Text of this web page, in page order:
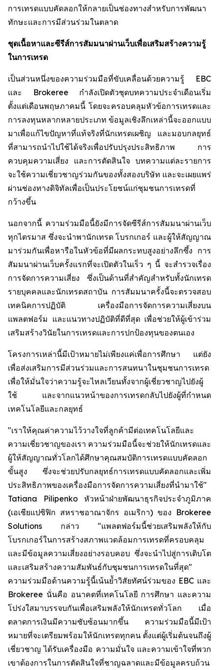
การเทรดแบบคัดลอกให้กลายเป็นช่องทางสำหรับการพัฒนา
ทักษะและการมีส่วนร่วมในตลาด
ชุดเนื้อหาและซีรีส์การสัมมนาผ่านเว็บเพื่อเสริมสร้างความรู้
ในการเทรด
เป็นส่วนหนึ่งของความร่วมมือที่ขับเคลื่อนด้วยความรู้ EBC
และ Brokeree กำลังเปิดตัวชุดบทความประจำเดือนเริ่ม
ตั้งแต่เดือนพฤษภาคมนี้ โดยจะครอบคลุมหัวข้อการเทรดและ
การลงทุนหลากหลายประเภท ข้อมูลเชิงลึกเหล่านี้จะออกแบบ
มาเพื่อแก้ไขปัญหาที่แท้จริงที่นักเทรดเผชิญ และมอบกลยุทธ์
ที่สามารถนำไปใช้ได้จริงเพื่อปรับปรุงประสิทธิภาพ การ
ควบคุมความเสี่ยง และการตัดสินใจ บทความแต่ละรายการ
จะใช้ความเชี่ยวชาญร่วมกันของทั้งสองบริษัท และจะเผยแพร่
ผ่านช่องทางดิจิทัลเพื่อเป็นประโยชน์แก่ชุมชนการเทรดที่
กว้างขึ้น
นอกจากนี้ ความร่วมมือนี้ยังมีการจัดซีรีส์การสัมมนาผ่านเว็บ
ทุกไตรมาส ซึ่งจะนำพานักเทรด โบรกเกอร์ และผู้ให้สัญญาณ
มาร่วมกันเพื่อหารือในหัวข้อที่มีผลกระทบสูงอย่างลึกซึ้ง การ
สัมมนาผ่านเว็บครั้งแรกที่จะเปิดตัวในเร็ว ๆ นี้ จะสำรวจเรื่อง
การจัดการความเสี่ยง ซึ่งเป็นด้านที่สำคัญสำหรับทั้งนักเทรด
รายบุคคลและนักเทรดสถาบัน การสัมมนาครั้งนี้จะตรวจสอบ
เทคนิคการปฏิบัติ เครื่องมือการจัดการความเสี่ยงบน
แพลตฟอร์ม และแนวทางปฏิบัติที่ดีที่สุด เพื่อช่วยให้ผู้เข้าร่วม
เสริมสร้างวินัยในการเทรดและการปกป้องทุนของตนเอง
โครงการเหล่านี้มีเป้าหมายไม่เพียงแค่เพื่อการศึกษา แต่ยัง
เพื่อส่งเสริมการมีส่วนร่วมและการสนทนาในชุมชนการเทรด
เพื่อให้มั่นใจว่าความรู้จะไหลเวียนทั้งจากผู้เชี่ยวชาญไปยังผู้
ใช้ และจากแนวหน้าของการเทรดกลับไปยังผู้ที่กำหนด
เทคโนโลยีและกลยุทธ์
"เราให้คุณค่าความไว้วางใจที่ลูกค้ามีต่อเทคโนโลยีและ
ความเชี่ยวชาญของเรา ความร่วมมือนี้จะช่วยให้นักเทรดและ
ผู้ให้สัญญาณทั่วโลกได้ศึกษาคุณสมบัติการเทรดแบบคัดลอก
ขั้นสูง ซึ่งจะช่วยปรับกลยุทธ์การเทรดแบบคัดลอกและเพิ่ม
ประสิทธิภาพของเครื่องมือการจัดการความเสี่ยงที่นำมาใช้"
Tatiana Pilipenko หัวหน้าฝ่ายพัฒนาธุรกิจประจำภูมิภาค
(เอเชียแปซิฟิก สหราชอาณาจักร อเมริกา) ของ Brokeree
Solutions กล่าว "แพลตฟอร์มนี้ช่วยเสริมพลังให้กับ
โบรกเกอร์ในการสร้างสภาพแวดล้อมการเทรดที่ครอบคลุม
และมีข้อมูลความเสี่ยงอย่างรอบคอบ ซึ่งจะนำไปสู่การเติบโต
และเสริมสร้างความสัมพันธ์กับชุมชนการเทรดในที่สุด"
ความร่วมมือด้านความรู้นี้เน้นย้ำวิสัยทัศน์ร่วมของ EBC และ
Brokeree นั่นคือ อนาคตที่เทคโนโลยี การศึกษา และความ
โปร่งใสมาบรรจบกันเพื่อเสริมพลังให้นักเทรดทั่วโลก เมื่อ
ตลาดการเงินมีความซับซ้อนมากขึ้น ความร่วมมือนี้มีเป้า
หมายที่จะเตรียมพร้อมให้นักเทรดทุกคน ตั้งแต่ผู้เริ่มต้นจนถึงผู้
เชี่ยวชาญ ได้รับเครื่องมือ ความมั่นใจ และความเข้าใจที่พวก
เขาต้องการในการตัดสินใจที่ชาญฉลาดและมีข้อมูลครบถ้วน